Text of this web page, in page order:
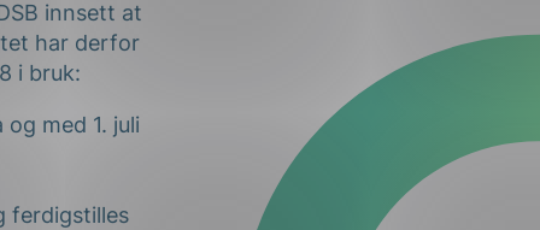
innsett at
har derfor
i bruk:
med 1. juli
ferdigstilles